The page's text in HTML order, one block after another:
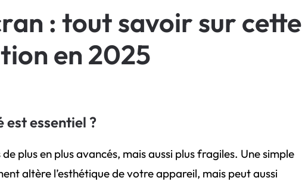
: tout savoir sur cette
en 2025
est essentiel ?
plus en plus avancés, mais aussi plus fragiles. Une simple
altère l’esthétique de votre appareil, mais peut aussi